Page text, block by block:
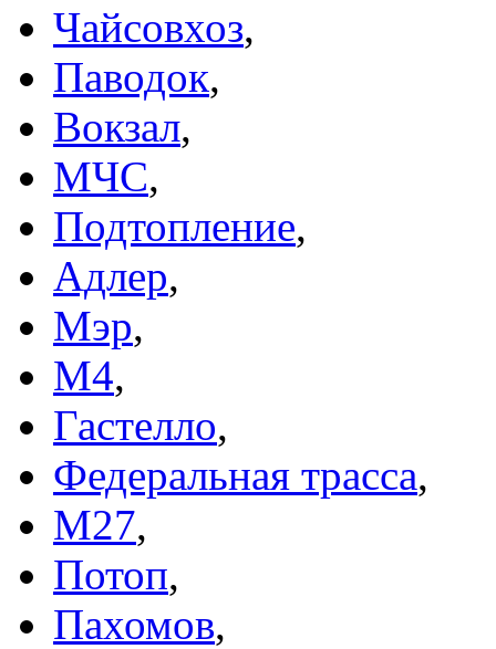
Чайсовхоз,
Паводок,
Вокзал,
МЧС,
Подтопление,
Адлер,
Мэр,
М4,
Гастелло,
Федеральная трасса,
М27,
Потоп,
Пахомов,